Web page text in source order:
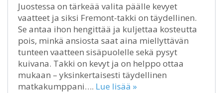
Juostessa on tärkeää valita päälle kevyet
vaatteet ja siksi Fremont-takki on täydellinen.
Se antaa ihon hengittää ja kuljettaa kosteutta
pois, minkä ansiosta saat aina miellyttävän
tunteen vaatteen sisäpuolelle sekä pysyt
kuivana. Takki on kevyt ja on helppo ottaa
mukaan – yksinkertaisesti täydellinen
matkakumppani…. Lue lisää »